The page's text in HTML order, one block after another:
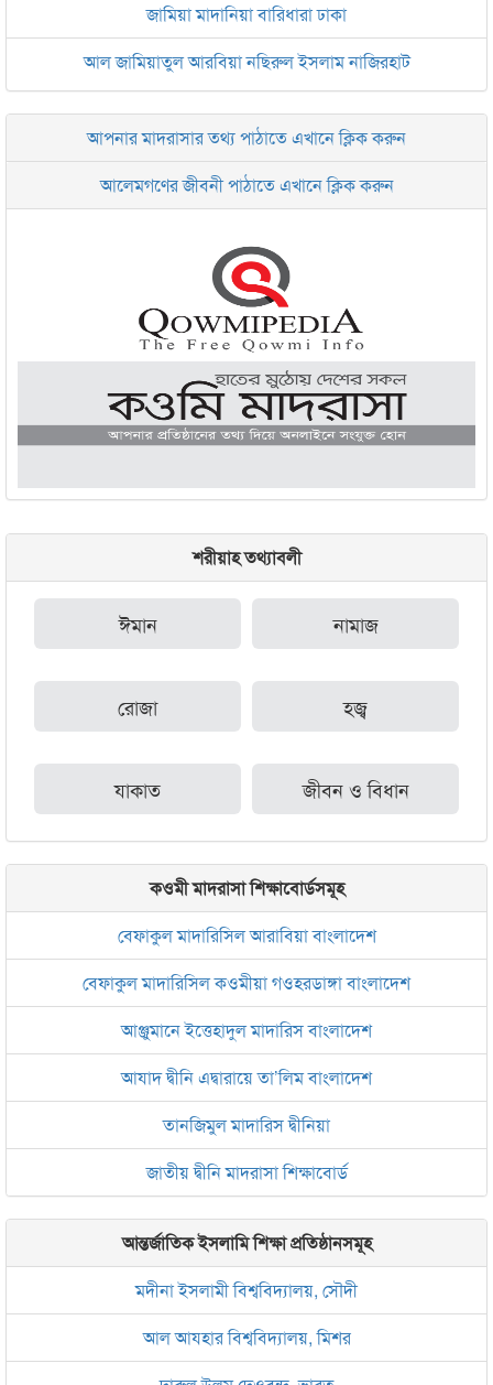
জামিয়া মাদানিয়া বারিধারা ঢাকা
আল জামিয়াতুল আরবিয়া নছিরুল ইসলাম নাজিরহাট
জামেয়া দারুল মা‘আরিফ আল-ইসলামিয়া চট্টগ্রাম
ইসলামিক রিসার্চ সেন্টার বাংলাদেশ বসুন্ধরা
জামেয়া আরাবিয়া রহমানিয়া, ঢাকা
জামেয়া কুরআনিয়া লালবাগ ঢাকা
আপনার মাদরাসার তথ্য পাঠাতে এখানে ক্লিক করুন
আলেমগণের জীবনী পাঠাতে এখানে ক্লিক করুন
শরীয়াহ তথ্যাবলী
ঈমান নামাজ
রোজা হজ্ব
যাকাত জীবন ও বিধান
কওমী মাদরাসা শিক্ষাবোর্ডসমূহ
বেফাকুল মাদারিসিল আরাবিয়া বাংলাদেশ
বেফাকুল মাদারিসিল কওমীয়া গওহরডাঙ্গা বাংলাদেশ
আঞ্জুমানে ইত্তেহাদুল মাদারিস বাংলাদেশ
আযাদ দ্বীনি এদ্বারায়ে তা’লিম বাংলাদেশ
তানজিমুল মাদারিস দ্বীনিয়া
জাতীয় দ্বীনি মাদরাসা শিক্ষাবোর্ড
আন্তর্জাতিক ইসলামি শিক্ষা প্রতিষ্ঠানসমূহ
মদীনা ইসলামী বিশ্ববিদ্যালয়, সৌদী
আল আযহার বিশ্ববিদ্যালয়, মিশর